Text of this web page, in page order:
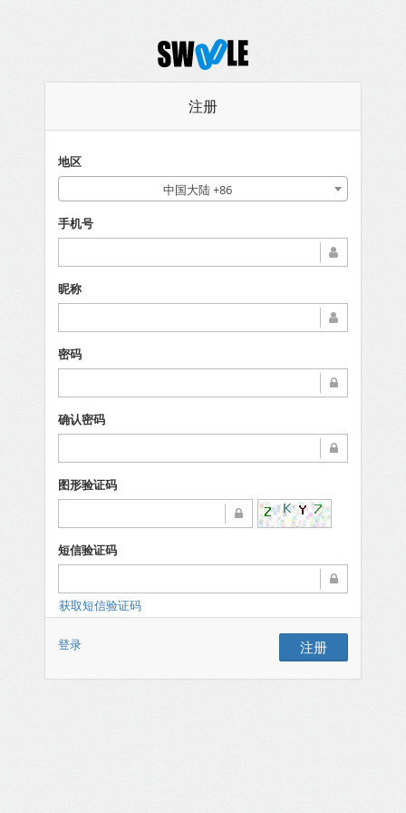
注册
地区
中国大陆 +86
手机号
昵称
密码
确认密码
图形验证码
短信验证码
获取短信验证码
登录 注册